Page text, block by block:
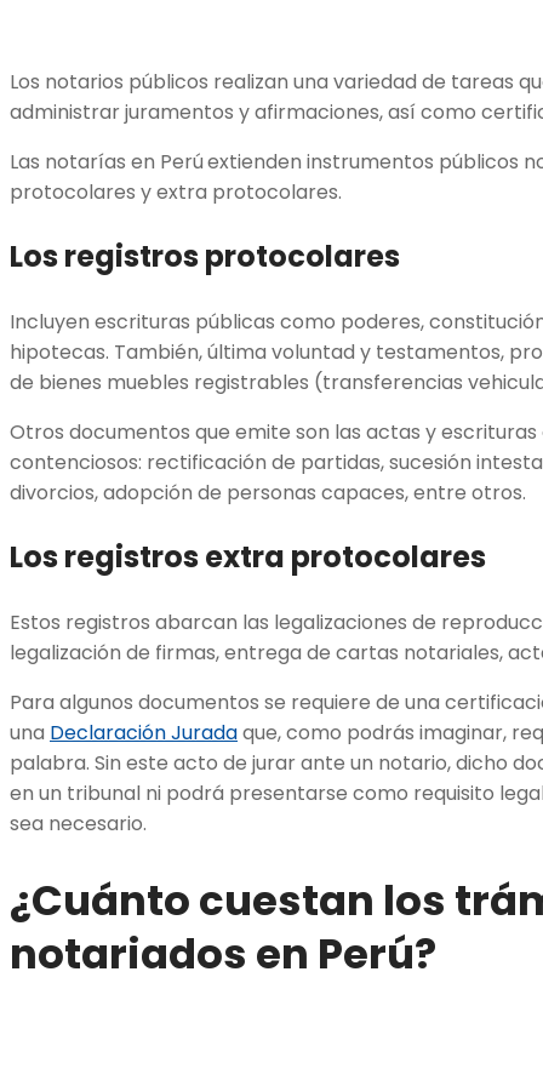
Los notarios públicos realizan una variedad de tareas
administrar juramentos y afirmaciones, así como
Las notarías en Perúextienden instrumentos públicos
protocolares y extra protocolares.
Los registros protocolares
Incluyen escrituras públicas como poderes,
hipotecas. También, última voluntad y testamentos,
de bienes muebles registrables (transferencias
Otros documentos que emite son las actas y
contenciosos: rectificación de partidas, sucesión
divorcios, adopción de personas capaces, entre otros.
Los registros extra protocolares
Estos registros abarcan las legalizaciones de
legalización de firmas, entrega de cartas notariales,
Para algunos documentos se requiere de una
una Declaración Juradaque, como podrás imaginar,
palabra. Sin este acto de jurar ante un notario, dicho
en un tribunal ni podrá presentarse como requisito
sea necesario.
¿Cuánto cuestan los
notariados en Perú?